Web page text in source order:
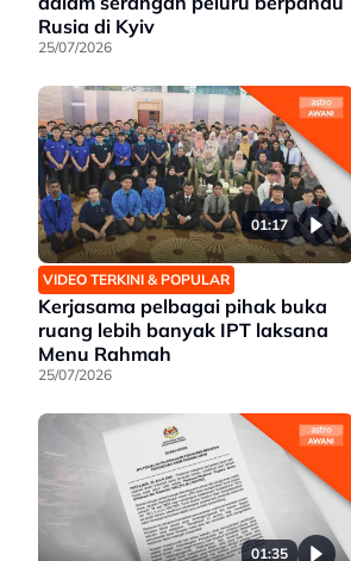
Rusia di Kyiv
25/07/2026
01:17
VIDEO TERKINI & POPULAR
Kerjasama pelbagai pihak buka
ruang lebih banyak IPT laksana
Menu Rahmah
25/07/2026
01:35